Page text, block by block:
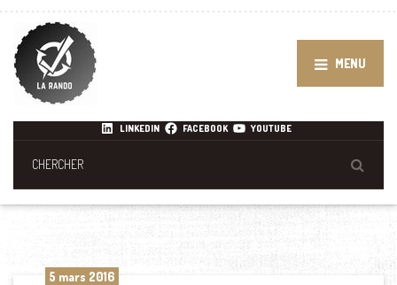
MENU
LINKEDIN FACEBOOK YOUTUBE
5 mars 2016